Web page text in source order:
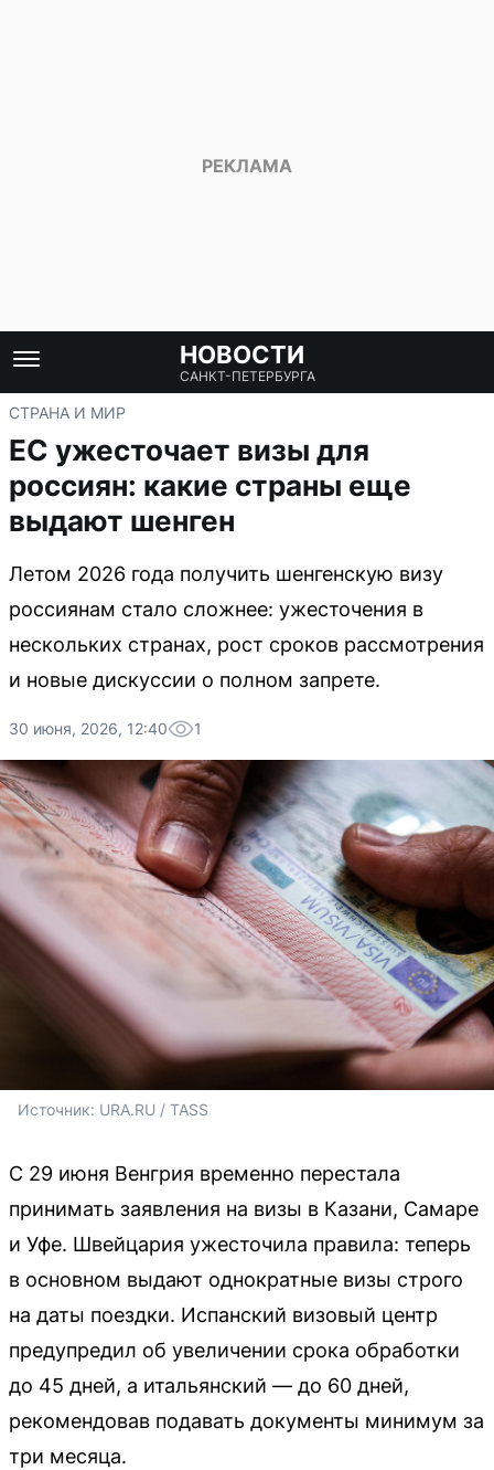
НОВОСТИ
САНКТ-ПЕТЕРБУРГА
СТРАНА И МИР
ЕС ужесточает визы для
россиян: какие страны еще
выдают шенген
Летом 2026 года получить шенгенскую визу
россиянам стало сложнее: ужесточения в
нескольких странах, рост сроков рассмотрения
и новые дискуссии о полном запрете.
30 июня, 2026, 12:40 1
Источник: URA.RU / TASS
С 29 июня Венгрия временно перестала
принимать заявления на визы в Казани, Самаре
и Уфе. Швейцария ужесточила правила: теперь
в основном выдают однократные визы строго
на даты поездки. Испанский визовый центр
предупредил об увеличении срока обработки
до 45 дней, а итальянский — до 60 дней,
рекомендовав подавать документы минимум за
три месяца.